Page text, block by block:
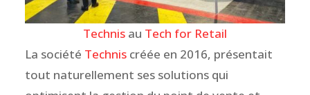
Technis au Tech for Retail
La société Techniscréée en 2016, présentait
tout naturellement ses solutions qui